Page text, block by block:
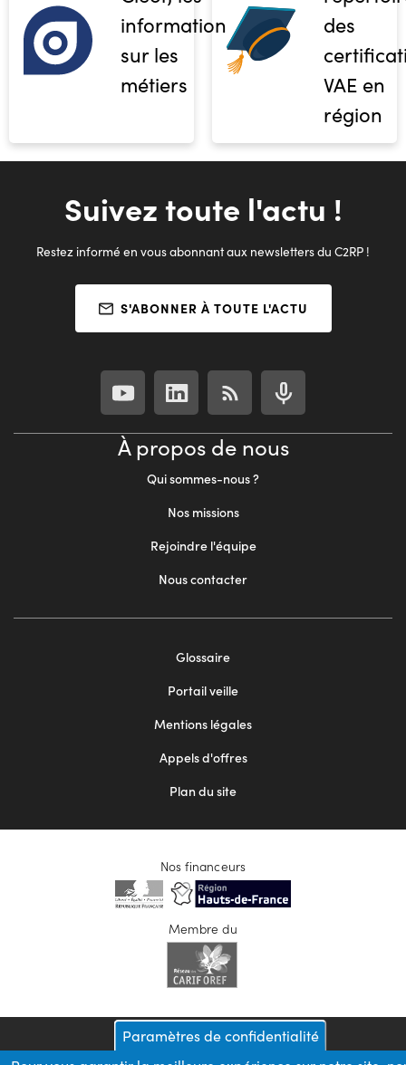
informations
sur les
métiers
des
VAE en
région
Suivez toute l'actu !
Restez informé en vous abonnant aux newsletters du C2RP !
S'ABONNER À TOUTE L'ACTU
À propos de nous
Qui sommes-nous ?
Nos missions
Rejoindre l'équipe
Nous contacter
Glossaire
Portail veille
Mentions légales
Appels d'offres
Plan du site
Nos financeurs
Membre du
Paramètres de confidentialité